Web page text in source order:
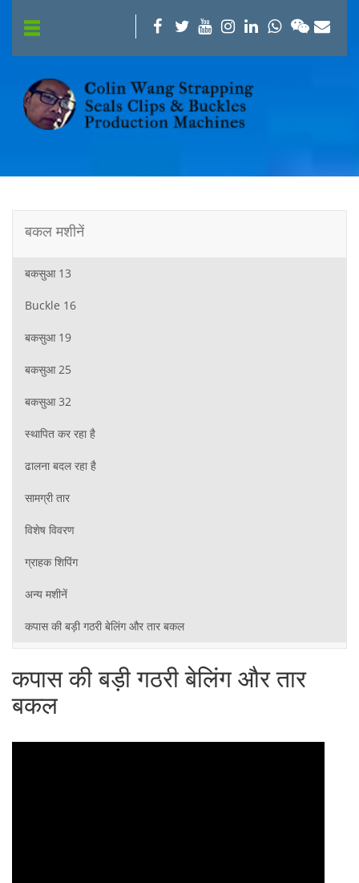
बकल मशीनें
बकसुआ 13
Buckle 16
बकसुआ 19
बकसुआ 25
बकसुआ 32
स्थापित कर रहा है
ढालना बदल रहा है
सामग्री तार
विशेष विवरण
ग्राहक शिपिंग
अन्य मशीनें
कपास की बड़ी गठरी बेलिंग और तार बकल
कपास की बड़ी गठरी बेलिंग और तार
बकल